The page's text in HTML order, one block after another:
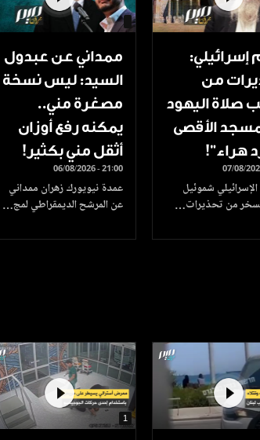
إسرائيلي:
من
صلاة اليهود
الأقصى
هراء"!
07/08/
شموئيل
يسخر من تحذيرات…
ممداني عن عبدول
السيد: ليس نسخة
مصغرة مني..
يمكنه رفع أوزان
أثقل مني بكثير!
06/08/2026 - 21:00
عمدة نيويورك زهران ممداني
عن المرشح الديمقراطي لمج…
1